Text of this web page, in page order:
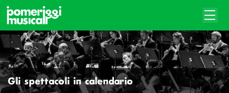
Gli spettacoli in calendario